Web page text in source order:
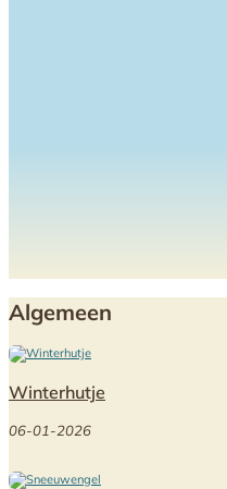
Algemeen
Winterhutje
06-01-2026